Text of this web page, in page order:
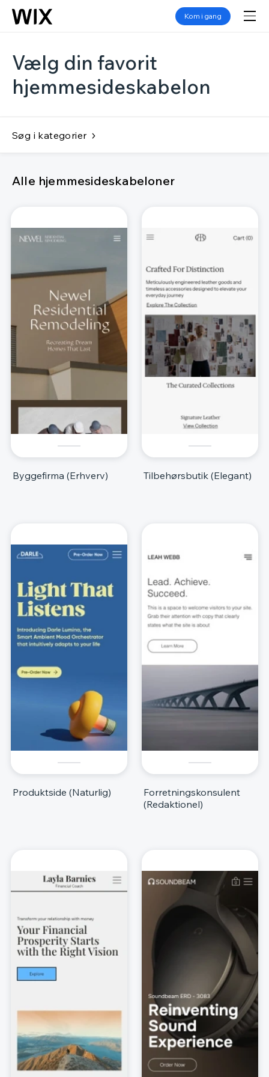
Kom i gang
Vælg din favorit
hjemmesideskabelon
Søg i kategorier
Alle hjemmesideskabeloner
Byggefirma (Erhverv) Tilbehørsbutik (Elegant)
Produktside (Naturlig)
Forretningskonsulent
(Redaktionel)